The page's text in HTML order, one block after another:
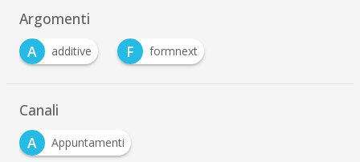
Argomenti
A
additive F formnext
Canali
A
Appuntamenti